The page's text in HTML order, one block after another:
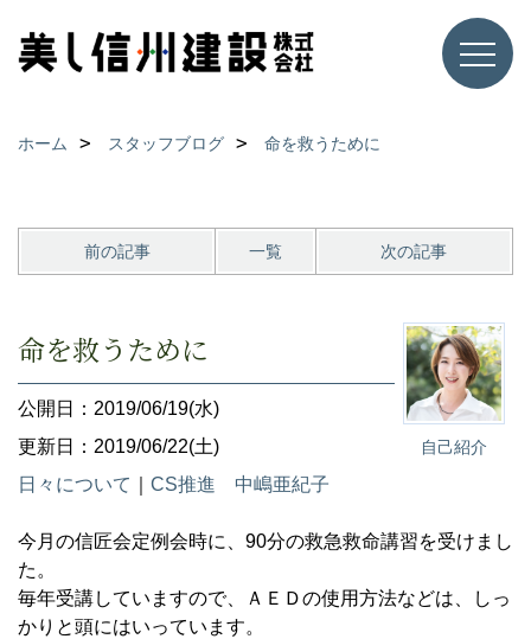
ホーム スタッフブログ 命を救うために
前の記事 一覧 次の記事
自己紹介
命を救うために
公開日：2019/06/19(水)
更新日：2019/06/22(土)
日々について
CS推進 中嶋亜紀子
今月の信匠会定例会時に、90分の救急救命講習を受けまし
た。
毎年受講していますので、ＡＥＤの使用方法などは、しっ
かりと頭にはいっています。